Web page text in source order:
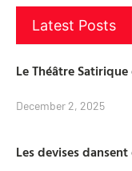
Latest Posts
Le Théâtre
December 2, 2025
Les devises